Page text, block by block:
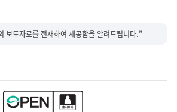
보도자료를 전재하여 제공함을 알려드립니다.”